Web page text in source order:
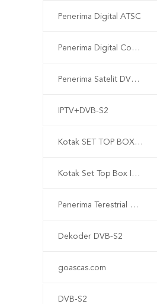
Penerima Digital ATSC
Penerima Digital Combo
Penerima Satelit DVB-S
IPTV+DVB-S2
Kotak SET TOP BOX IPTV Cina
Kotak Set Top Box ISDB-T
Penerima Terestrial Digital DVB-T
Dekoder DVB-S2
goascas.com
DVB-S2